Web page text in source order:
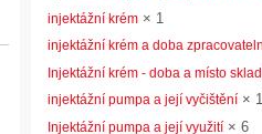
injektážní krém × 1
injektážní krém a doba
Injektážní krém - doba a místo
injektážní pumpa a její vyčištění ×
Injektážní pumpa a její využití × 6